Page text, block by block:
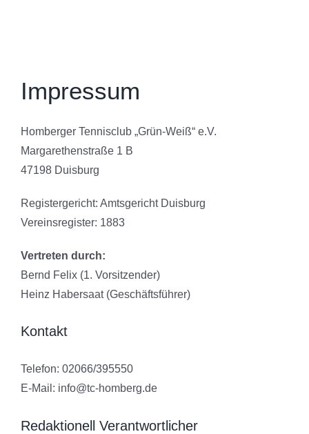
Impressum
Homberger Tennisclub „Grün-Weiß“ e.V.
Margarethenstraße 1 B
47198 Duisburg
Registergericht: Amtsgericht Duisburg
Vereinsregister: 1883
Vertreten durch:
Bernd Felix (1. Vorsitzender)
Heinz Habersaat (Geschäftsführer)
Kontakt
Telefon: 02066/395550
E-Mail: info@tc-homberg.de
Redaktionell Verantwortlicher